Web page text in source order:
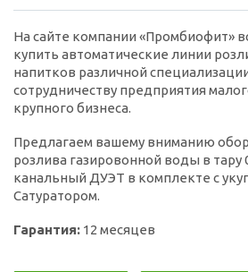
На сайте компании «Промбиофит»
купить автоматические линии
напитков различной
сотрудничеству предприятия
крупного бизнеса.
Предлагаем вашему вниманию
розлива газировонной воды в тару
канальный ДУЭТ в комплекте с
Сатуратором.
Гарантия: 12 месяцев